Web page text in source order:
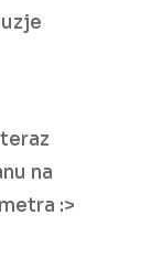
na
:>